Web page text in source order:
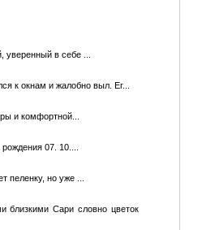
в себе ...
к окнам и жалобно выл. Ег...
и комфортной...
07. 10....
но уже ...
близкими Сари словно цветок